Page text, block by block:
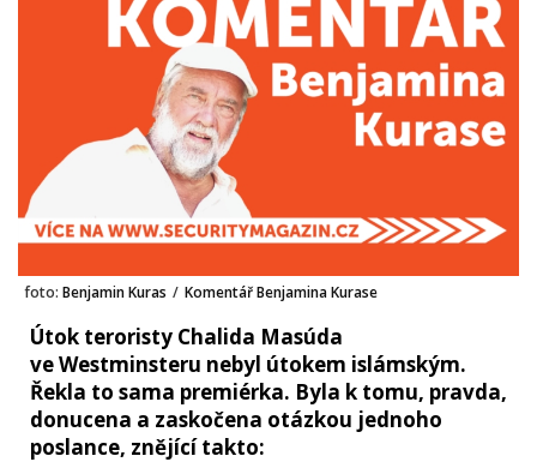
foto: Benjamin Kuras / Komentář Benjamina Kurase
Útok teroristy Chalida Masúda
ve Westminsteru nebyl útokem islámským.
Řekla to sama premiérka. Byla k tomu, pravda,
donucena a zaskočena otázkou jednoho
poslance, znějící takto: